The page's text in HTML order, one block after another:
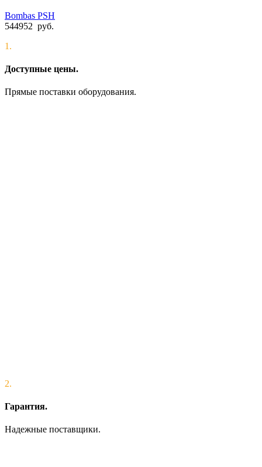
Bombas PSH
544952 руб.
1.
Доступные цены.
Прямые поставки оборудования.
2.
Гарантия.
Надежные поставщики.